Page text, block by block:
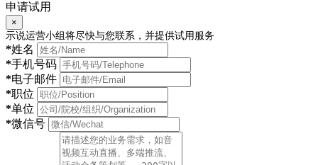
申请试用
×
示说运营小组将尽快与您联系，并提供试用服务
*姓名
*手机号码
*电子邮件
*职位
*单位
*微信号